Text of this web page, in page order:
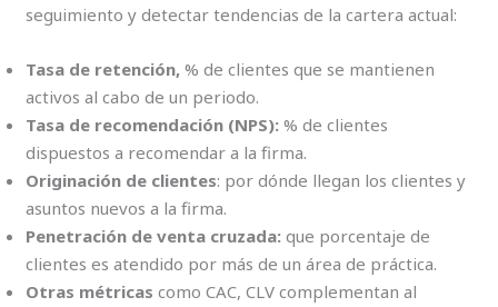
seguimiento y detectar tendencias de la cartera actual:
Tasa de retención, % de clientes que se mantienen
activos al cabo de un periodo.
Tasa de recomendación (NPS): % de clientes
dispuestos a recomendar a la firma.
Originación de clientes: por dónde llegan los clientes y
asuntos nuevos a la firma.
Penetración de venta cruzada: que porcentaje de
clientes es atendido por más de un área de práctica.
Otras métricas como CAC, CLV complementan al